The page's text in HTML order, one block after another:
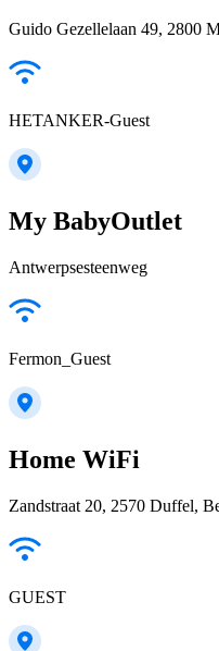
Guido Gezellelaan 49, 2800
HETANKER-Guest
My BabyOutlet
Antwerpsesteenweg
Fermon_Guest
Home WiFi
Zandstraat 20, 2570 Duffel,
GUEST